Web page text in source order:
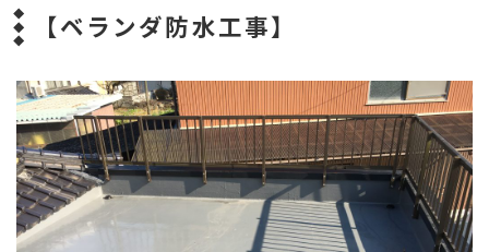
【ベランダ防水工事】